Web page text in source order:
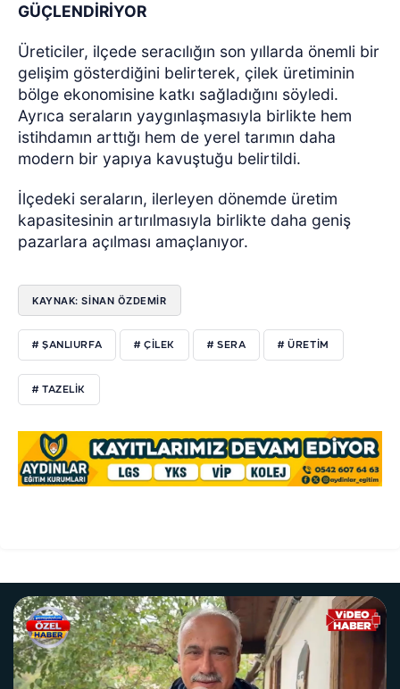
GÜÇLENDİRİYOR
Üreticiler, ilçede seracılığın son yıllarda önemli bir
gelişim gösterdiğini belirterek, çilek üretiminin
bölge ekonomisine katkı sağladığını söyledi.
Ayrıca seraların yaygınlaşmasıyla birlikte hem
istihdamın arttığı hem de yerel tarımın daha
modern bir yapıya kavuştuğu belirtildi.
İlçedeki seraların, ilerleyen dönemde üretim
kapasitesinin artırılmasıyla birlikte daha geniş
pazarlara açılması amaçlanıyor.
KAYNAK: SİNAN ÖZDEMİR
# ŞANLIURFA # ÇİLEK # SERA # ÜRETİM
# TAZELİK